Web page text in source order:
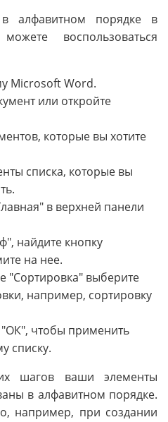
алфавитном порядке в
воспользоваться
Microsoft Word.
или откройте
которые вы хотите
списка, которые вы
в верхней панели
найдите кнопку
на нее.
"Сортировка" выберите
например, сортировку
чтобы применить
списку.
шагов ваши элементы
в алфавитном порядке.
например, при создании